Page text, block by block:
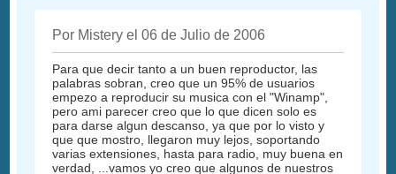
Por Mistery el 06 de Julio de 2006
Para que decir tanto a un buen reproductor, las
palabras sobran, creo que un 95% de usuarios
empezo a reproducir su musica con el "Winamp",
pero ami parecer creo que lo que dicen solo es
para darse algun descanso, ya que por lo visto y
que que mostro, llegaron muy lejos, soportando
varias extensiones, hasta para radio, muy buena en
verdad, ...vamos yo creo que algunos de nuestros